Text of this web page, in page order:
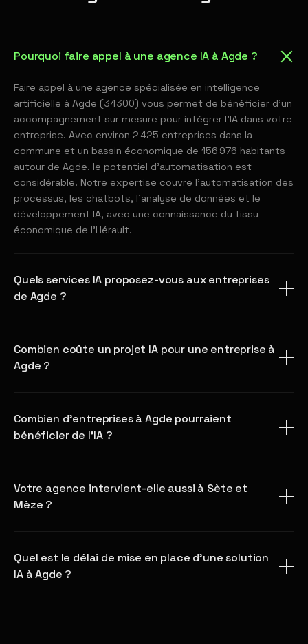
Pourquoi faire appel à une agence IA à Agde ?
Faire appel à une agence spécialisée en intelligence
artificielle à Agde (34300) vous permet de bénéficier d'un
accompagnement sur mesure pour intégrer l'IA dans votre
entreprise. Avec environ 2 425 entreprises dans la
commune et un bassin économique de 156 976 habitants
autour de Agde, le potentiel d'automatisation est
considérable. Notre expertise couvre l'automatisation des
processus, les chatbots, l'analyse de données et le
développement IA, avec une connaissance du tissu
économique de l'Hérault.
Quels services IA proposez-vous aux entreprises
de Agde ?
Combien coûte un projet IA pour une entreprise à
Agde ?
Combien d'entreprises à Agde pourraient
bénéficier de l'IA ?
Votre agence intervient-elle aussi à Sète et
Mèze ?
Quel est le délai de mise en place d'une solution
IA à Agde ?